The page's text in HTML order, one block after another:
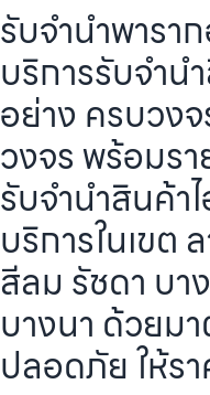
รับจำนำพารา
บริการรับจำน
อย่าง ครบวง
วงจร พร้อมร
รับจำนำสินค้า
บริการในเขต
สีลม รัชดา บา
บางนา ด้วยม
ปลอดภัย ให้ร